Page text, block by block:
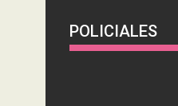
POLICIALES